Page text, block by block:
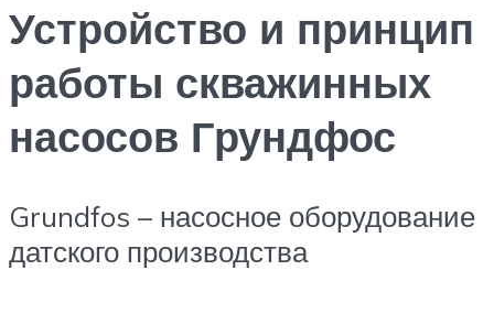
Устройство и принцип
работы скважинных
насосов Грундфос
Grundfos – насосное оборудование
датского производства